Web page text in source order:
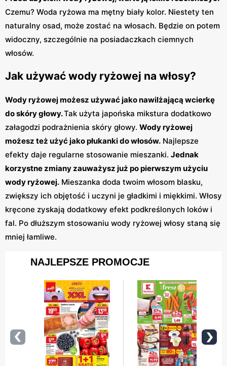
Czemu? Woda ryżowa ma mętny biały kolor. Niestety ten
naturalny osad, może zostać na włosach. Będzie on potem
widoczny, szczególnie na posiadaczkach ciemnych
włosów.
Jak używać wody ryżowej na włosy?
Wody ryżowej możesz używać jako nawilżającą wcierkę
do skóry głowy.Tak użyta japońska mikstura dodatkowo
załagodzi podrażnienia skóry głowy. Wody ryżowej
możesz też użyć jako płukanki do włosów. Najlepsze
efekty daje regularne stosowanie mieszanki. Jednak
korzystne zmiany zauważysz już po pierwszym użyciu
wody ryżowej. Mieszanka doda twoim włosom blasku,
zwiększy ich objętość i uczyni je gładkimi i miękkimi. Włosy
kręcone zyskają dodatkowy efekt podkreślonych loków i
fal. Po dłuższym stosowaniu wody ryżowej włosy staną się
mniej łamliwe.